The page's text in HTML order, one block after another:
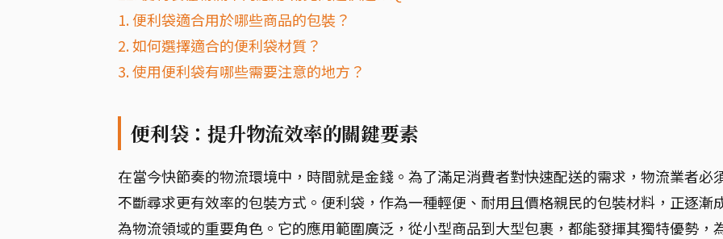
1. 便利袋適合用於哪些商品的包裝？
2. 如何選擇適合的便利袋材質？
3. 使用便利袋有哪些需要注意的地方？
便利袋：提升物流效率的關鍵要素
在當今快節奏的物流環境中，時間就是金錢。為了滿足消費者對快速配送的需求，物流業者必
不斷尋求更有效率的包裝方式。便利袋，作為一種輕便、耐用且價格親民的包裝材料，正逐漸
為物流領域的重要角色。它的應用範圍廣泛，從小型商品到大型包裹，都能發揮其獨特優勢，